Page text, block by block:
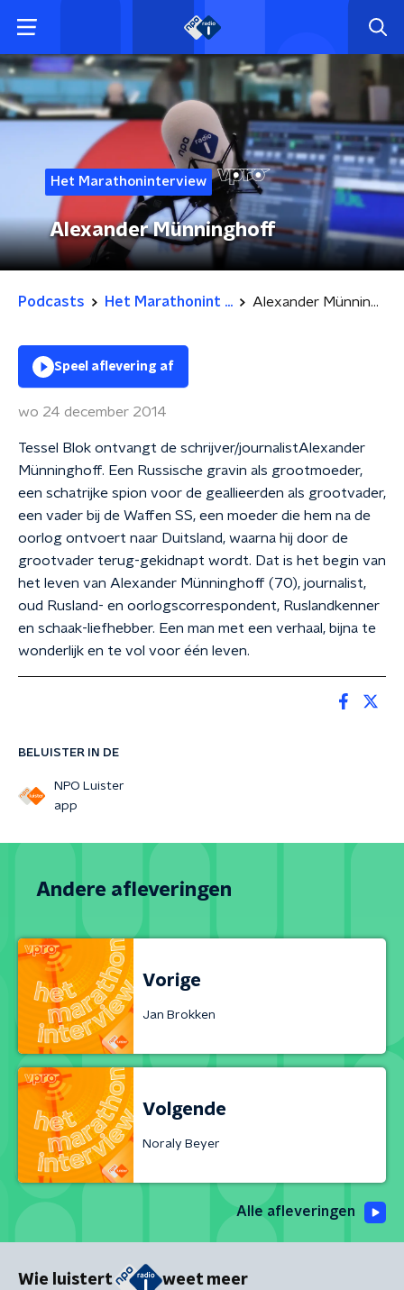
Het Marathoninterview
Alexander Münninghoff
Podcasts Het Marathonint ... Alexander Münninghoff
BELUISTER IN DE
NPO Luister
app
Speel aflevering af
wo 24 december 2014
Tessel Blok ontvangt de schrijver/journalistAlexander
Münninghoff. Een Russische gravin als grootmoeder,
een schatrijke spion voor de geallieerden als grootvader,
een vader bij de Waffen SS, een moeder die hem na de
oorlog ontvoert naar Duitsland, waarna hij door de
grootvader terug-gekidnapt wordt. Dat is het begin van
het leven van Alexander Münninghoff (70), journalist,
oud Rusland- en oorlogscorrespondent, Ruslandkenner
en schaak-liefhebber. Een man met een verhaal, bijna te
wonderlijk en te vol voor één leven.
Andere afleveringen
Vorige
Jan Brokken
Volgende
Noraly Beyer
Alle afleveringen
Wie luistert weet meer